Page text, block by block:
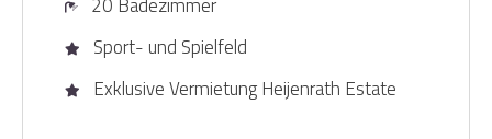
Sport- und Spielfeld
Exklusive Vermietung Heijenrath Estate